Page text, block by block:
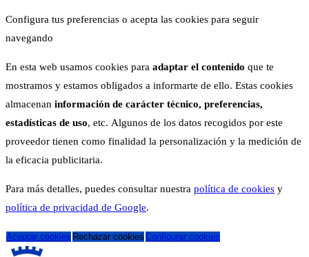
Configura tus preferencias o acepta las cookies para seguir
navegando
En esta web usamos cookies para adaptar el contenido que te
mostramos y estamos obligados a informarte de ello. Estas cookies
almacenan información de carácter técnico, preferencias,
estadísticas de uso, etc. Algunos de los datos recogidos por este
proveedor tienen como finalidad la personalización y la medición de
la eficacia publicitaria.
Para más detalles, puedes consultar nuestra política de cookies y
política de privacidad de Google.
Aceptar cookies Rechazar cookies Configurar cookies